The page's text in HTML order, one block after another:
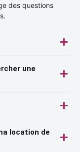
des questions
une
location de